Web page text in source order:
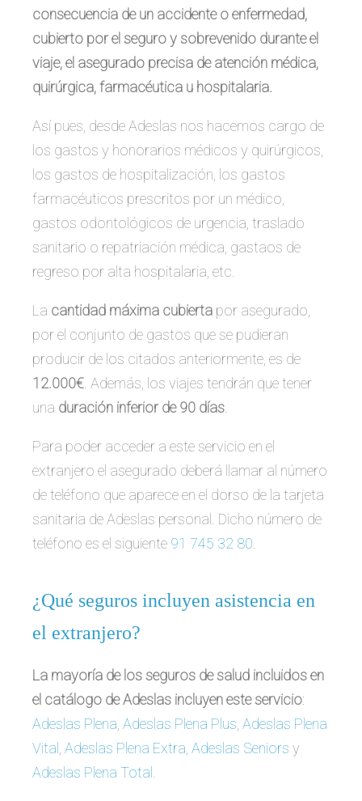
consecuencia de un accidente o enfermedad,
cubierto por el seguro y sobrevenido durante el
viaje, el asegurado precisa de atención médica,
quirúrgica, farmacéutica u hospitalaria.
Así pues, desde Adeslas nos hacemos cargo de
los gastos y honorarios médicos y quirúrgicos,
los gastos de hospitalización, los gastos
farmacéuticos prescritos por un médico,
gastos odontológicos de urgencia, traslado
sanitario o repatriación médica, gastaos de
regreso por alta hospitalaria, etc.
La cantidad máxima cubierta por asegurado,
por el conjunto de gastos que se pudieran
producir de los citados anteriormente, es de
12.000€. Además, los viajes tendrán que tener
una duración inferior de 90 días.
Para poder acceder a este servicio en el
extranjero el asegurado deberá llamar al número
de teléfono que aparece en el dorso de la tarjeta
sanitaria de Adeslas personal. Dicho número de
teléfono es el siguiente 91 745 32 80.
¿Qué seguros incluyen asistencia en
el extranjero?
La mayoría de los seguros de salud incluidos en
el catálogo de Adeslas incluyen este servicio:
Adeslas Plena, Adeslas Plena Plus, Adeslas Plena
Vital , Adeslas Plena Extra, Adeslas Seniors y
Adeslas Plena Total .